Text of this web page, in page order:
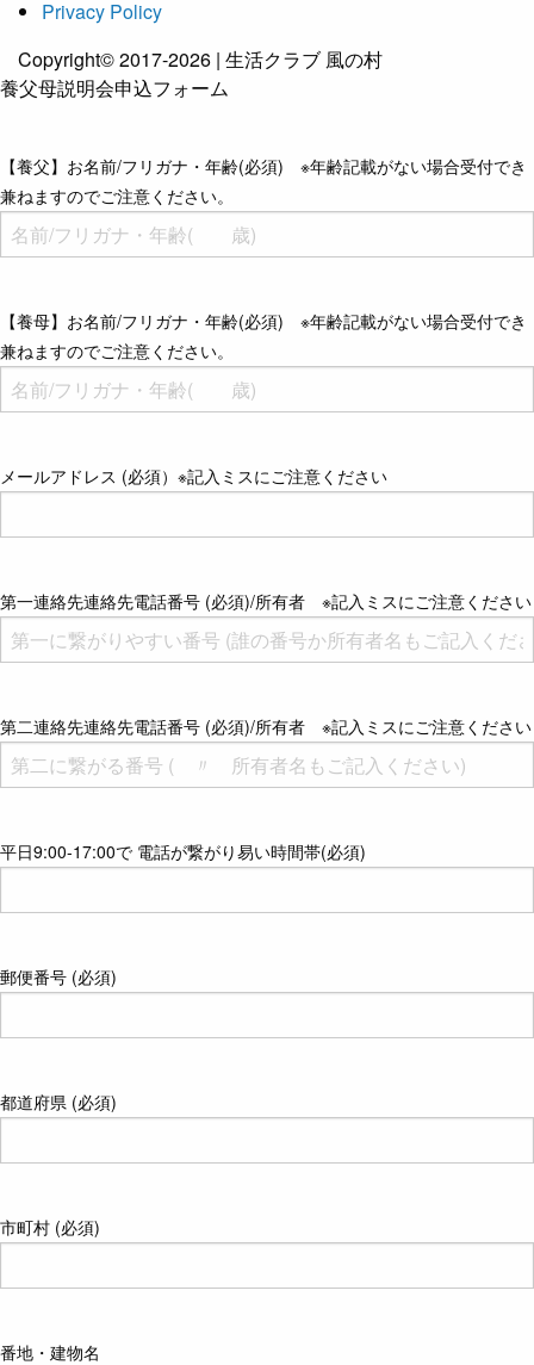
Privacy Policy
Copyright© 2017-2026 | 生活クラブ 風の村
養父母説明会申込フォーム
【養父】お名前/フリガナ・年齢(必須) ※年齢記載がない場合受付でき
兼ねますのでご注意ください。
【養母】お名前/フリガナ・年齢(必須) ※年齢記載がない場合受付でき
兼ねますのでご注意ください。
メールアドレス (必須）※記入ミスにご注意ください
第一連絡先連絡先電話番号 (必須)/所有者 ※記入ミスにご注意ください
第二連絡先連絡先電話番号 (必須)/所有者 ※記入ミスにご注意ください
平日9:00-17:00で 電話が繋がり易い時間帯(必須)
郵便番号 (必須)
都道府県 (必須)
市町村 (必須)
番地・建物名